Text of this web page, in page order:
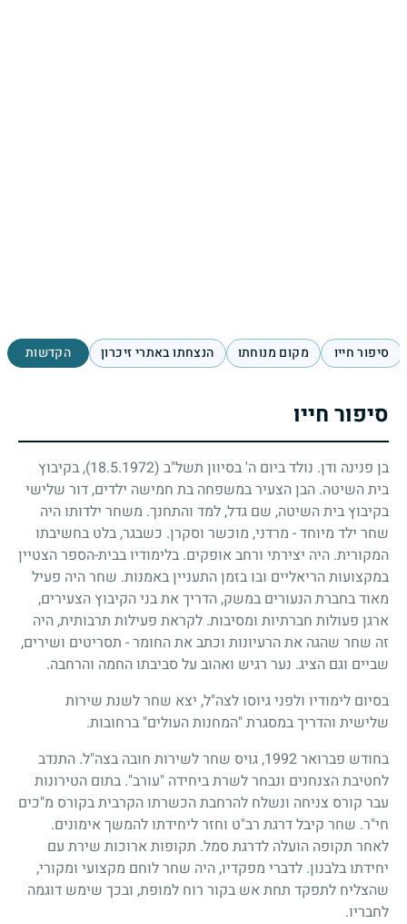
סיפור חייו מקום מנוחתו הנצחתו באתרי זיכרון הקדשות
סיפור חייו
בן פנינה ודן. נולד ביום ה' בסיוון תשל"ב (18.5.1972)
, בקיבוץ
בית השיטה. הבן הצעיר במשפחה בת חמישה ילדים, דור שלישי
בקיבוץ בית השיטה, שם גדל, למד והתחנך. משחר ילדותו היה
שחר ילד מיוחד - מרדני, מוכשר וסקרן. כשבגר, בלט בחשיבתו
המקורית. היה יצירתי ורחב אופקים. בלימודיו בבית-הספר הצטיין
במקצועות הריאליים ובו בזמן התעניין באמנות. שחר היה פעיל
מאוד בחברת הנעורים במשק, הדריך את בני הקיבוץ הצעירים,
ארגן פעולות חברתיות ומסיבות. לקראת פעילות תרבותית, היה
זה שחר שהגה את הרעיונות וכתב את החומר - תסריטים ושירים,
שביים וגם הציג. נער רגיש ואהוב על סביבתו החמה והרחבה.
בסיום לימודיו ולפני גיוסו לצה"ל, יצא שחר לשנת שירות
שלישית והדריך במסגרת "המחנות העולים" ברחובות.
בחודש פברואר1992, גויס שחר לשירות חובה בצה"ל. התנדב
לחטיבת הצנחנים ונבחר לשרת ביחידה "עורב". בתום הטירונות
עבר קורס צניחה ונשלח להרחבת הכשרתו הקרבית בקורס מ"כים
חי"ר. שחר קיבל דרגת רב"ט וחזר ליחידתו להמשך אימונים.
לאחר תקופה הועלה לדרגת סמל. תקופות ארוכות שירת עם
יחידתו בלבנון. לדברי מפקדיו, היה שחר לוחם מקצועי ומקורי,
שהצליח לתפקד תחת אש בקור רוח למופת, ובכך שימש דוגמה
לחבריו.